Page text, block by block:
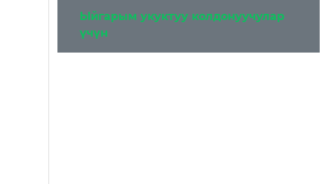
Ыйгарым укуктуу колдонуучулар
үчүн